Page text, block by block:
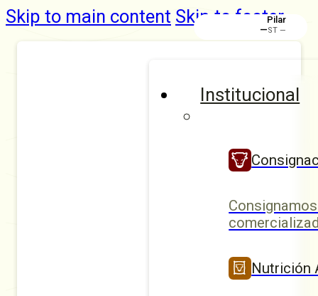
Skip to main content Skip to footer
Institucional
Nutrición
Pilar
—ST —